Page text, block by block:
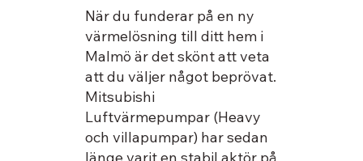
När du funderar på en ny
värmelösning till ditt hem i
Malmö är det skönt att veta
att du väljer något beprövat.
Mitsubishi
Luftvärmepumpar (Heavy
och villapumpar) har sedan